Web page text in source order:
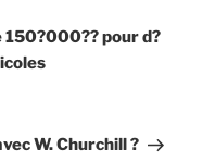
pour d?
W. Churchill ?